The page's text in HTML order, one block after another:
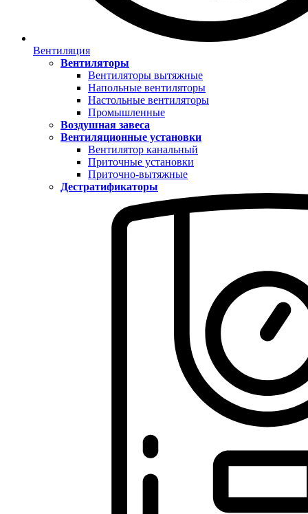
Вентиляция
Вентиляторы
Вентиляторы вытяжные
Напольные вентиляторы
Настольные вентиляторы
Промышленные
Воздушная завеса
Вентиляционные установки
Вентилятор канальный
Приточные установки
Приточно-вытяжные
Дестратификаторы